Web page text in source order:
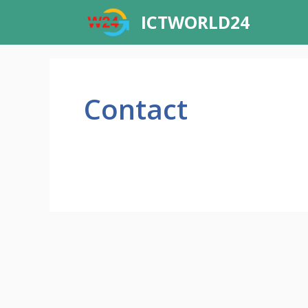
content
ICTWORLD24
Contact